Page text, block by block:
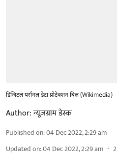
डिजिटल पर्सनल डेटा प्रोटेक्शन बिल (Wikimedia)
Author:न्यूज़ग्राम डेस्क
Published on:04 Dec 2022, 2:29 am
Updated on:04 Dec 2022, 2:29 am 2